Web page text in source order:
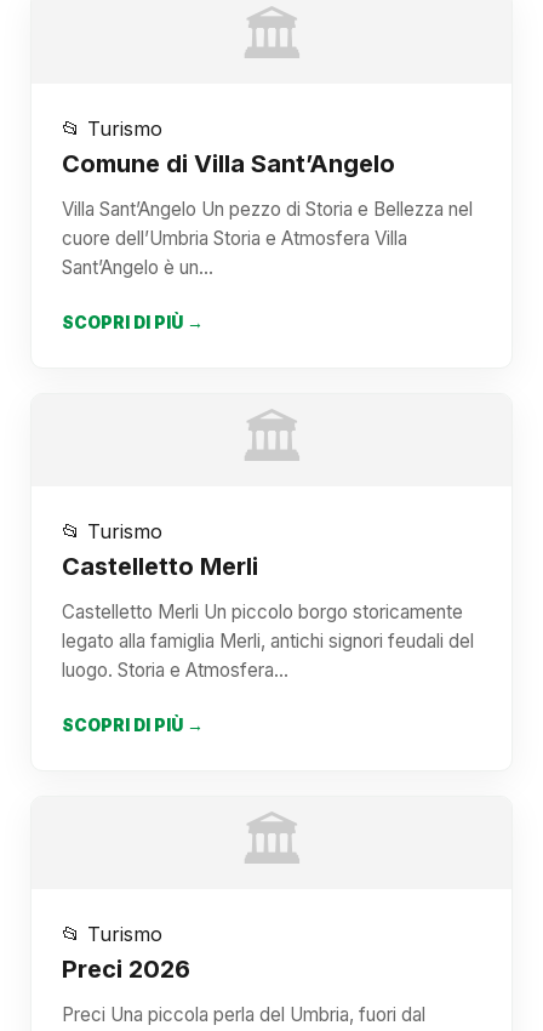
🏛️
📂 Turismo
Comune di Villa Sant’Angelo
Villa Sant’Angelo Un pezzo di Storia e Bellezza nel
cuore dell’Umbria Storia e Atmosfera Villa
Sant’Angelo è un…
SCOPRI DI PIÙ →
🏛️
📂 Turismo
Castelletto Merli
Castelletto Merli Un piccolo borgo storicamente
legato alla famiglia Merli, antichi signori feudali del
luogo. Storia e Atmosfera…
SCOPRI DI PIÙ →
🏛️
📂 Turismo
Preci 2026
Preci Una piccola perla del Umbria, fuori dal